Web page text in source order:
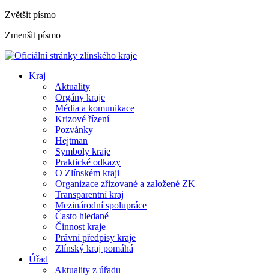
Zvětšit písmo
Zmenšit písmo
Kraj
Aktuality
Orgány kraje
Média a komunikace
Krizové řízení
Pozvánky
Hejtman
Symboly kraje
Praktické odkazy
O Zlínském kraji
Organizace zřizované a založené ZK
Transparentní kraj
Mezinárodní spolupráce
Často hledané
Činnost kraje
Právní předpisy kraje
Zlínský kraj pomáhá
Úřad
Aktuality z úřadu